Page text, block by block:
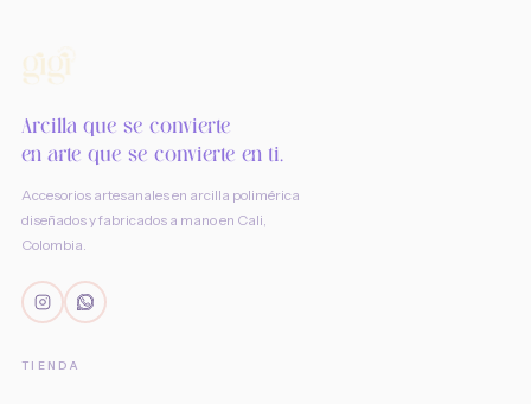
Arcilla que se convierte
en arte que se convierte en ti.
Accesorios artesanales en arcilla polimérica
diseñados y fabricados a mano en Cali,
Colombia.
TIENDA